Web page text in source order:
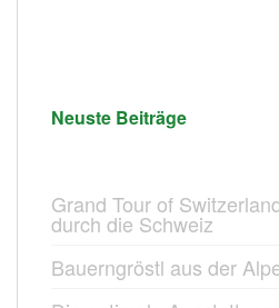
Neuste Beiträge
Grand Tour of
durch die Schweiz
Bauerngröstl aus der